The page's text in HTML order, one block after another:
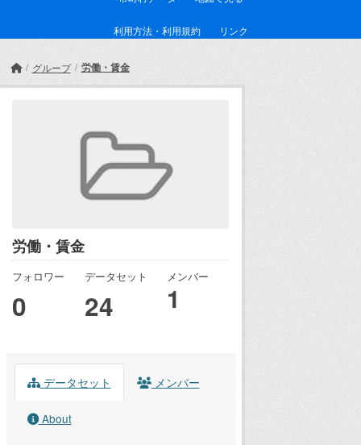
利用方法・利用規約 リンク
グループ 労働・賃金
労働・賃金
フォロワー
0
データセット
24
メンバー
1
データセット メンバー
About